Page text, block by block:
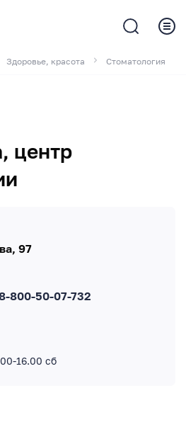
Здоровье, красота Стоматология
центр
97
800-50-07-732
16.00 сб